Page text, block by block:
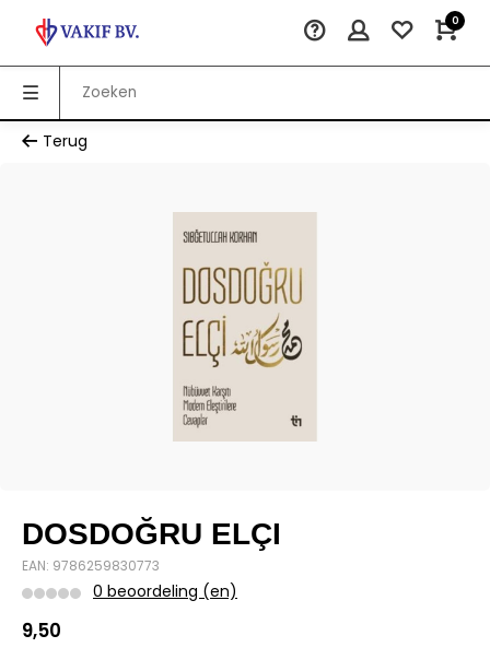
0
Terug
DOSDOĞRU ELÇI
EAN: 9786259830773
0 beoordeling (en)
9,50